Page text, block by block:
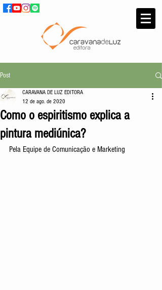
Post
Como o espiritismo explica a
pintura mediúnica?
CARAVANA DE LUZ EDITORA
12 de ago. de 2020
Pela Equipe de Comunicação e Marketing